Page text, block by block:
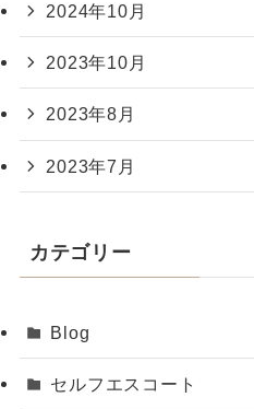
2024年10月
2023年10月
2023年8月
2023年7月
カテゴリー
Blog
セルフエスコート